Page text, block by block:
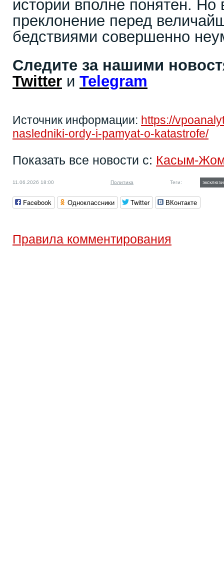
истории вполне понятен. Но
преклонение перед
бедствиями совершенно
Следите за нашими
Twitter и Telegram
Источник информации: https://
nasledniki-ordy-i-pamyat-o-katastrofe/
Показать все новости с: Касым-
11.06.2026 18:00 Политика Теги:
Facebook Одноклассники Twitter ВКонтакте
Правила комментирования